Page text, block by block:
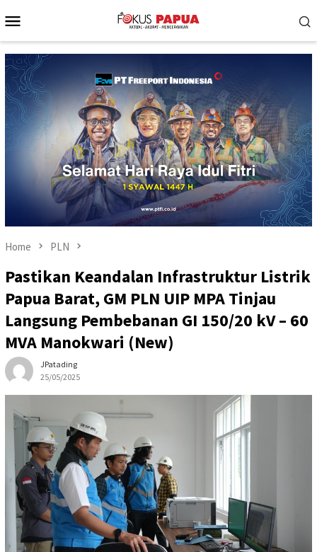
to
Menu
Home PLN
Pastikan Keandalan Infrastruktur Listrik
Papua Barat, GM PLN UIP MPA Tinjau
Langsung Pembebanan GI 150/20 kV – 60
MVA Manokwari (New)
JPatading
25/05/2025